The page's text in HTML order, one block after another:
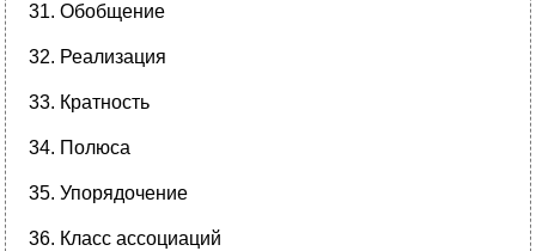
Обобщение
Реализация
Кратность
Полюса
Упорядочение
Класс ассоциаций